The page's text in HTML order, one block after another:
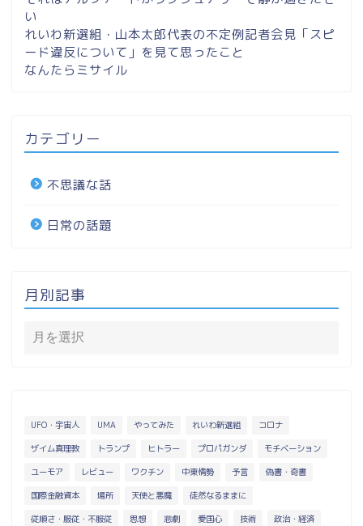
い
れいわ新選組・山本太郎代表の不定例記者会見「スピ
ード違反について」を見て思ったこと
なんたらミサイル
カテゴリー
不思議な話
日常の話題
月別記事
UFO・宇宙人 UMA やってみた れいわ新選組 コロナ
ザイム真理教 トランプ ヒトラー プロパガンダ モチベーション
ユーモア レビュー ワクチン 中東情勢 予言 偽書・奇書
国際金融資本 場所 天使と悪魔 徒然なるままに
従順さ・服従・不服従 思想 悲劇 愛国心 技術 政治・経済